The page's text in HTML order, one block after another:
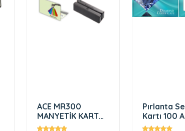
ACE MR300
MANYETİK KART
OKUYUCU
Pırlanta
Kartı